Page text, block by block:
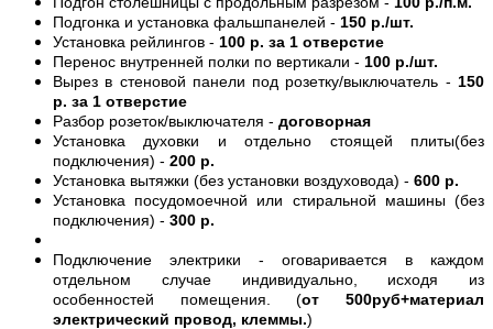
Подгонка и установка фальшпанелей - 150 р./шт.
Установка рейлингов - 100 р. за 1 отверстие
Перенос внутренней полки по вертикали - 100 р./шт.
Вырез в стеновой панели под розетку/выключатель - 150
р. за 1 отверстие
Разбор розеток/выключателя - договорная
Установка духовки и отдельно стоящей плиты(без
подключения) - 200 р.
Установка вытяжки (без установки воздуховода) - 600 р.
Установка посудомоечной или стиральной машины (без
подключения) - 300 р.
Подключение электрики - оговаривается в каждом
отдельном случае индивидуально, исходя из
особенностей помещения. (от 500руб+материал
электрический провод, клеммы.)